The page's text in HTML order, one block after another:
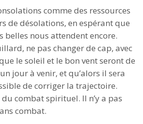
comme des ressources
de désolations, en espérant que
belles nous attendent encore.
ne pas changer de cap, avec
le soleil et le bon vent seront de
jour à venir, et qu’alors il sera
de corriger la trajectoire.
du combat spirituel. Il n’y a pas
combat.